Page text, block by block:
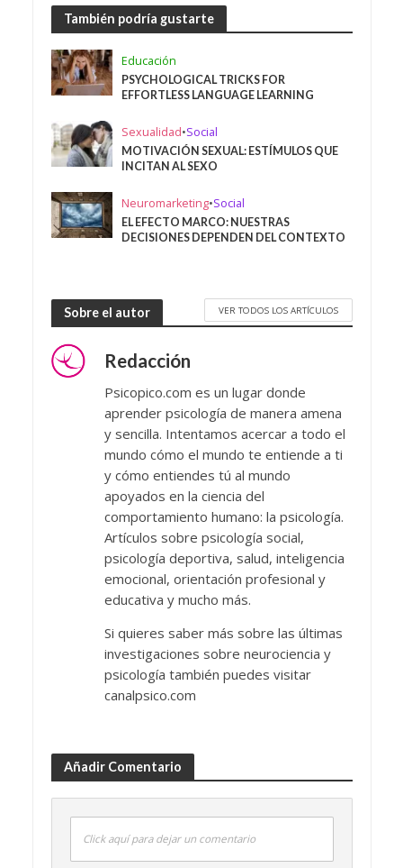
También podría gustarte
Educación
PSYCHOLOGICAL TRICKS FOR
EFFORTLESS LANGUAGE LEARNING
Sexualidad•Social
MOTIVACIÓN SEXUAL: ESTÍMULOS QUE
INCITAN AL SEXO
Neuromarketing•Social
EL EFECTO MARCO: NUESTRAS
DECISIONES DEPENDEN DEL CONTEXTO
Sobre el autor VER TODOS LOS ARTÍCULOS
Redacción
Psicopico.com es un lugar donde
aprender psicología de manera amena
y sencilla. Intentamos acercar a todo el
mundo cómo el mundo te entiende a ti
y cómo entiendes tú al mundo
apoyados en la ciencia del
comportamiento humano: la psicología.
Artículos sobre psicología social,
psicología deportiva, salud, inteligencia
emocional, orientación profesional y
educativa y mucho más.
Si quieres saber más sobre las últimas
investigaciones sobre neurociencia y
psicología también puedes visitar
canalpsico.com
Añadir Comentario
Click aquí para dejar un comentario